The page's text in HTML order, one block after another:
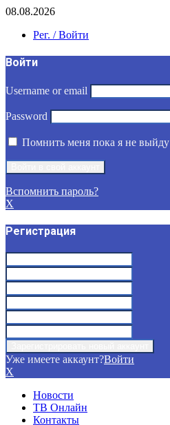
08.08.2026
Рег. / Войти
Войти
Username or email
Password
Помнить меня пока я не выйду
Вспомнить пароль?
X
Регистрация
Уже имеете аккаунт?Войти
X
Новости
ТВ Онлайн
Контакты